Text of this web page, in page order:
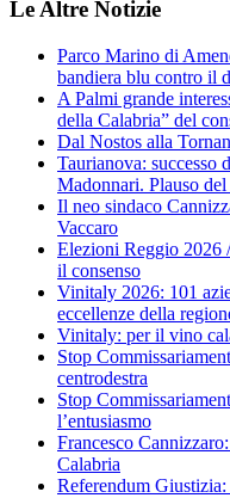
Le Altre Notizie
Parco Marino di
bandiera blu contro il
A Palmi grande
della Calabria” del
Dal Nostos alla
Taurianova: successo
Madonnari. Plauso
Il neo sindaco
Vaccaro
Elezioni Reggio 2026
il consenso
Vinitaly 2026: 101
eccellenze della
Vinitaly: per il vino
Stop
centrodestra
Stop
l’entusiasmo
Francesco
Calabria
Referendum Giustizia: